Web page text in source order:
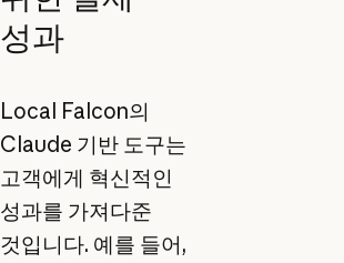
성과
Local Falcon의
Claude 기반 도구는
고객에게 혁신적인
성과를 가져다준
것입니다. 예를 들어,